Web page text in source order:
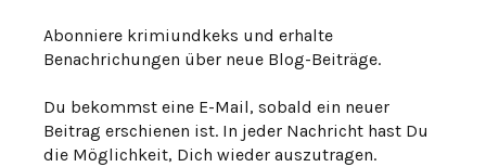
Abonniere krimiundkeks und erhalte
Benachrichungen über neue Blog-Beiträge.
Du bekommst eine E-Mail, sobald ein neuer
Beitrag erschienen ist. In jeder Nachricht hast Du
die Möglichkeit, Dich wieder auszutragen.